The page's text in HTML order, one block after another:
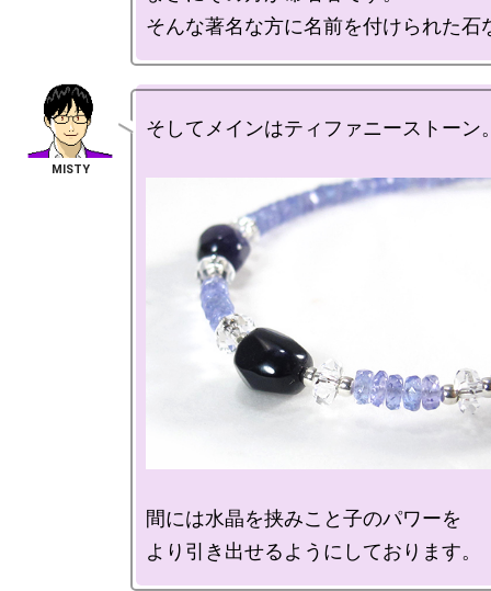
そしてメインはティファニーストーン
間には水晶を挟みこと子のパワーを